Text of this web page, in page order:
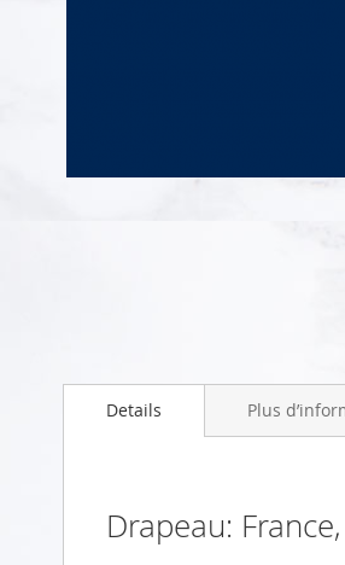
to
gallery
Details
Drapeau:
Plus